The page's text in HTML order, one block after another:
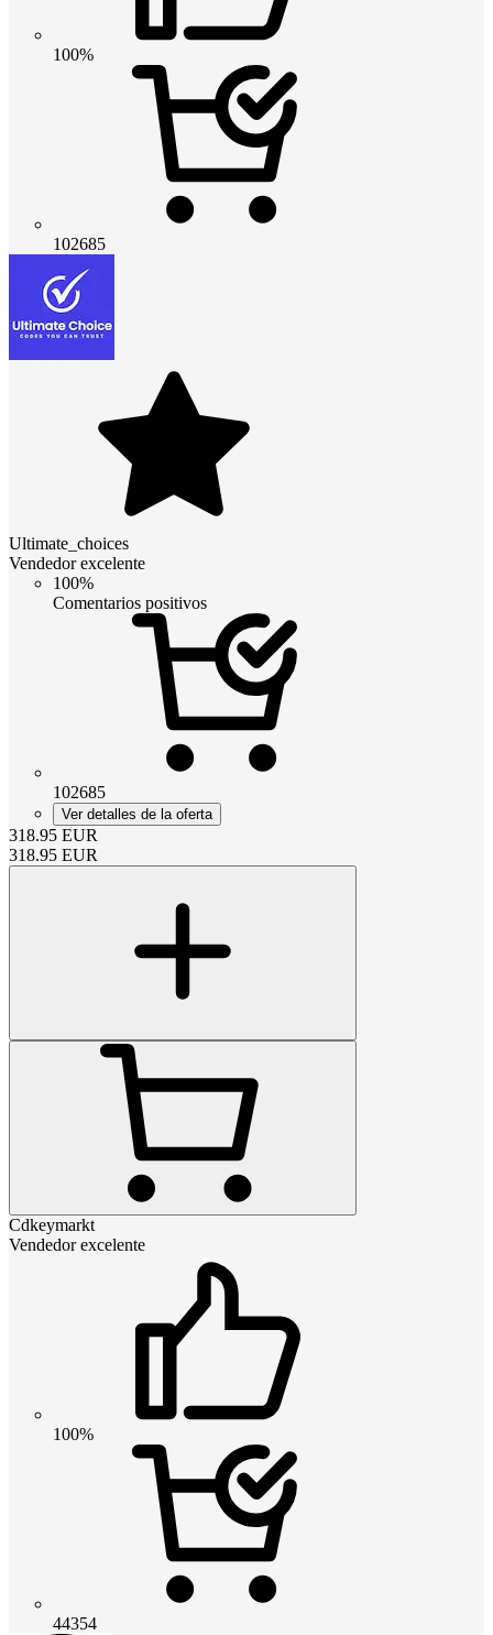
100%
102685
Ultimate_choices
Vendedor excelente
100%
Comentarios positivos
102685
Ver detalles de la oferta
318.95 EUR
318.95 EUR
Cdkeymarkt
Vendedor excelente
100%
44354